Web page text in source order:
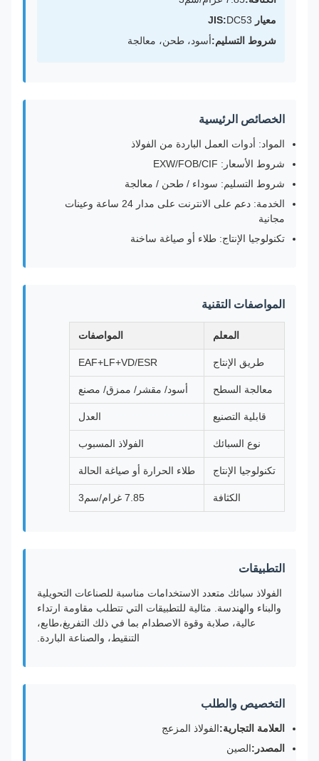
معيار JIS:DC53
شروط التسليم:أسود، طحن، معالجة
الخصائص الرئيسية
المواد: أدوات العمل الباردة من الفولاذ
شروط الأسعار: EXW/FOB/CIF
شروط التسليم: سوداء / طحن / معالجة
الخدمة: دعم على الانترنت على مدار 24 ساعة وعينات
مجانية
تكنولوجيا الإنتاج: طلاء أو صياغة ساخنة
المواصفات التقنية
المعلم المواصفات
طريق الإنتاج EAF+LF+VD/ESR
معالجة السطح أسود/ مقشر/ ممزق/ مصنع
قابلية التصنيع
نوع السبائك الفولاذ المسبوب
تكنولوجيا الإنتاج طلاء الحرارة أو صياغة الحالة
الكثافة
التطبيقات
الفولاذ سبائك متعدد الاستخدامات مناسبة للصناعات التحويلية
والبناء والهندسة. مثالية للتطبيقات التي تتطلب مقاومة ارتداء
عالية، صلابة وقوة الاصطدام بما في ذلك التفريغ،طابع،
التنقيط، والصناعة الباردة.
التخصيص والطلب
العلامة التجارية:الفولاذ المزعج
المصدر:الصين